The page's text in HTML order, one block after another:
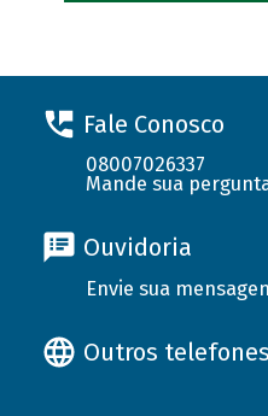
Fale Conosco
08007026337
Mande sua
Ouvidoria
Envie sua
Outros